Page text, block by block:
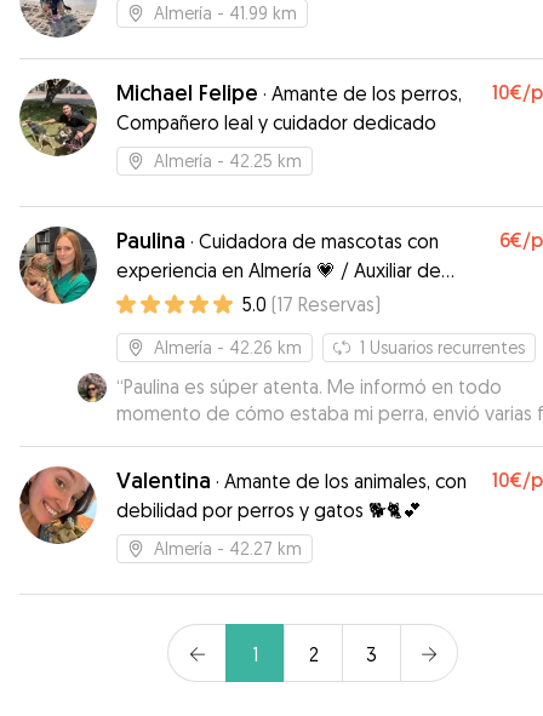
repetiremos seguro!”
Almería - 41.99 km
Michael Felipe · Amante de los perros,
Compañero leal y cuidador dedicado
10€/
Almería - 42.25 km
Paulina · Cuidadora de mascotas con
experiencia en Almería 💗 / Auxiliar de
Veterinaria 🩺🐾
6€/
5.0 (17 Reservas)
Almería - 42.26 km 1 Usuarios recurrentes
“Paulina es súper atenta. Me informó en todo
momento de cómo estaba mi perra, envió varias
durante el día que estuvo con ella y respondió
rápidamente cada vez que me puse en contacto
ella. Cuando la recogí, al despedirnos, mi perra se
volvía con ella para su casa 😄 Así que creo que no hay
mejor resumen que ese. Sin duda volvería a
Valentina · Amante de los animales, con
debilidad por perros y gatos 🐕🐈💕
10€/
Almería - 42.27 km
1 2 3